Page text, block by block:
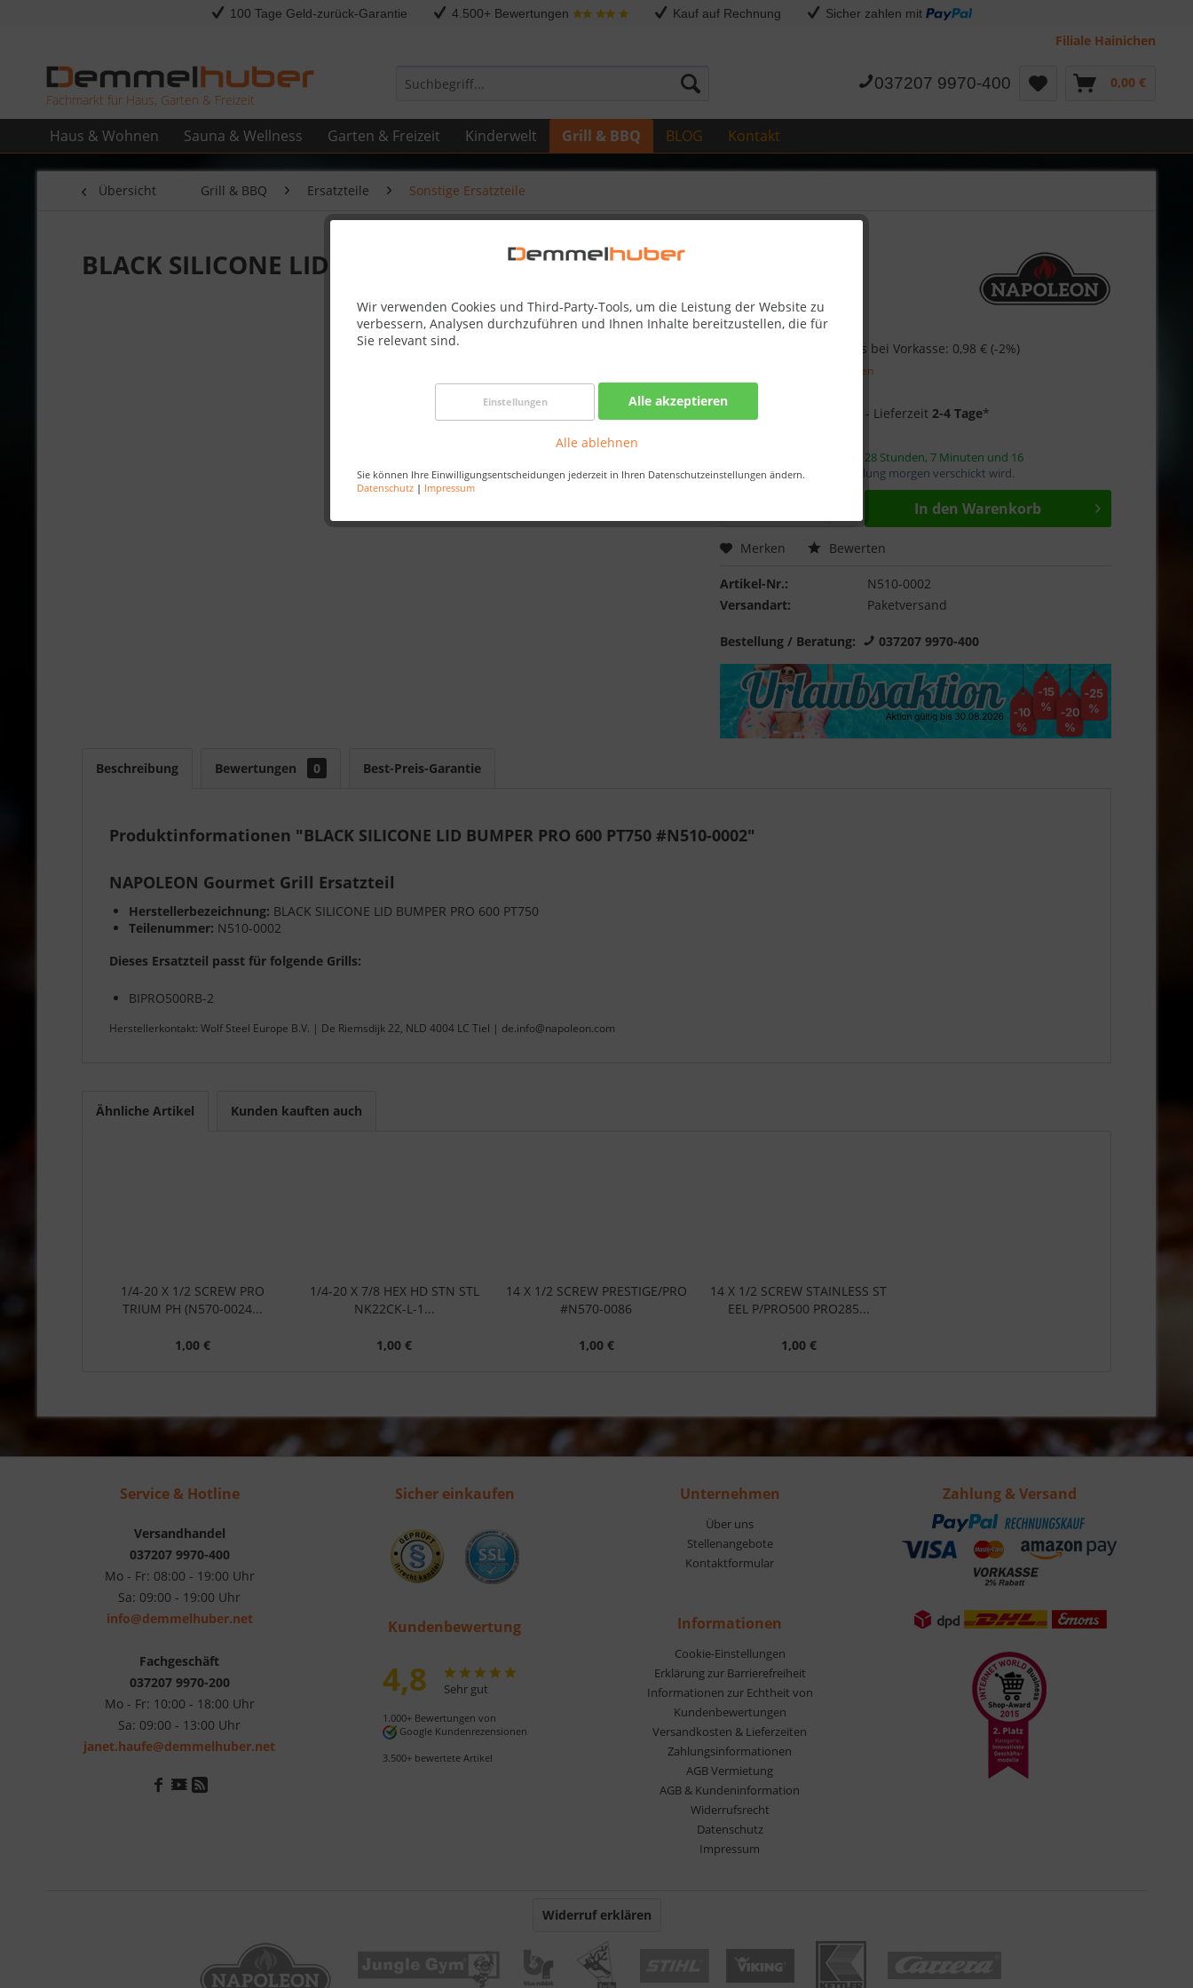
100 Tage Geld-zurück-Garantie 4.500+ Bewertungen Kauf auf Rechnung Sicher zahlen mit
Filiale Hainichen
Fachmarkt für Haus, Garten & Freizeit
037207 9970-400 0,00 €
Haus & Wohnen Sauna & Wellness Garten & Freizeit Kinderwelt Grill & BBQ BLOG Kontakt
Wir verwenden Cookies und Third-Party-Tools, um die Leistung der Website zu
verbessern, Analysen durchzuführen und Ihnen Inhalte bereitzustellen, die für
Sie relevant sind.
Einstellungen Alle akzeptieren
Alle ablehnen
Sie können Ihre Einwilligungsentscheidungen jederzeit in Ihren Datenschutzeinstellungen ändern.
Datenschutz | Impressum
Übersicht Grill & BBQ Ersatzteile Sonstige Ersatzteile
BLACK SILICONE LID BUMPER PRO 600 PT750 #N510-0002
Skonto-Preis bei Vorkasse: 0,98 € (-2%)
zzgl. Versandkosten
- Lieferzeit2-4 Tage*
28 Stunden, 7 Minuten und 15
Sekunden, damit die Bestellung morgen verschickt wird.
In den Warenkorb
Merken Bewerten
Artikel-Nr.:
N510-0002
Versandart:
Paketversand
Bestellung / Beratung: 037207 9970-400
Beschreibung Bewertungen 0 Best-Preis-Garantie
Produktinformationen "BLACK SILICONE LID BUMPER PRO 600 PT750 #N510-0002"
NAPOLEON Gourmet Grill Ersatzteil
Herstellerbezeichnung: BLACK SILICONE LID BUMPER PRO 600 PT750
Teilenummer: N510-0002
Dieses Ersatzteil passt für folgende Grills:
BIPRO500RB-2
Herstellerkontakt: Wolf Steel Europe B.V. | De Riemsdijk 22, NLD 4004 LC Tiel | de.info@napoleon.com
Ähnliche Artikel Kunden kauften auch
1/4-20 X 1/2 SCREW PRO
TRIUM PH (N570-0024...
1,00 €
1/4-20 X 7/8 HEX HD STN STL
NK22CK-L-1...
1,00 €
14 X 1/2 SCREW PRESTIGE/PRO
#N570-0086
1,00 €
14 X 1/2 SCREW STAINLESS ST
EEL P/PRO500 PRO285...
1,00 €
Service & Hotline
Versandhandel
037207 9970-400
Mo - Fr: 08:00 - 19:00 Uhr
Sa: 09:00 - 19:00 Uhr
info@demmelhuber.net
Fachgeschäft
037207 9970-200
Mo - Fr: 10:00 - 18:00 Uhr
Sa: 09:00 - 13:00 Uhr
janet.haufe@demmelhuber.net
Sicher einkaufen
Kundenbewertung
4,8 Sehr gut
1.000+ Bewertungen von
Google Kundenrezensionen
3.500+ bewertete Artikel
Unternehmen
Über uns
Stellenangebote
Kontaktformular
Informationen
Cookie-Einstellungen
Erklärung zur Barrierefreiheit
Informationen zur Echtheit von
Kundenbewertungen
Versandkosten & Lieferzeiten
Zahlungsinformationen
AGB Vermietung
AGB & Kundeninformation
Widerrufsrecht
Datenschutz
Impressum
Zahlung & Versand
Widerruf erklären